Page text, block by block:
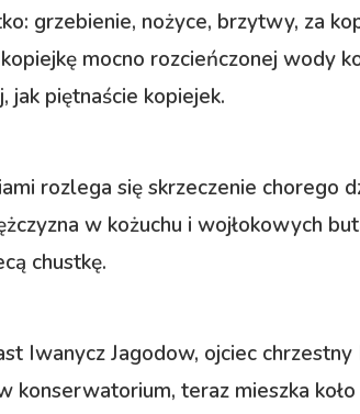
grzebienie, nożyce, brzytwy, za
mocno rozcieńczonej wody
jak piętnaście kopiejek.
rozlega się skrzeczenie chorego
w kożuchu i wojłokowych
chustkę.
Iwanycz Jagodow, ojciec chrzestny
konserwatorium, teraz mieszka